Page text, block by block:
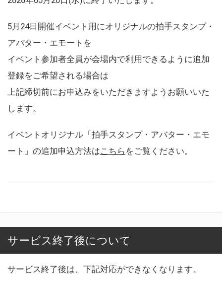
5月24日開催イベント用にオリジナルの拍手スタンプ・
アバター・エモートを
イベント参加者全員が会場内で利用できるように追加
登録をご希望される場合は
上記締切前にお申込みをいただきますようお願いいた
します。
イベントオリジナル「拍手スタンプ・アバター・エモ
ート」の追加申込方法はこちら をご覧ください。
サービス終了後について
サービス終了後は、下記対応ができなくなります。